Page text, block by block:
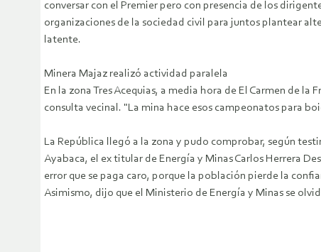
conversar con el Premier pero con presencia de los
organizaciones de la sociedad civil para juntos plantear
latente.
Minera Majaz realizó actividad paralela
En la zona Tres Acequias, a media hora de El Carmen de
consulta vecinal. "La mina hace esos campeonatos para
La República llegó a la zona y pudo comprobar, según
Ayabaca, el ex titular de Energía y Minas Carlos Herrera
error que se paga caro, porque la población pierde la
Asimismo, dijo que el Ministerio de Energía y Minas se